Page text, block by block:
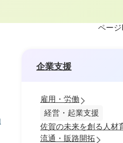
ページ
企業支援
雇用・労働
経営・起業支援
佐賀の未来を創る人材
流通・販路開拓